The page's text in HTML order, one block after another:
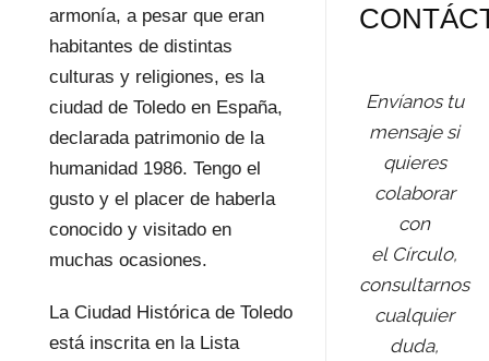
armonía, a pesar que eran
habitantes de distintas
culturas y religiones, es la
ciudad de Toledo en España,
declarada patrimonio de la
humanidad 1986. Tengo el
gusto y el placer de haberla
conocido y visitado en
muchas ocasiones.
La Ciudad Histórica de Toledo
está inscrita en la Lista
Envíanos tu
mensaje si
quieres
colaborar
con
el Círculo,
consultarnos
cualquier
duda,